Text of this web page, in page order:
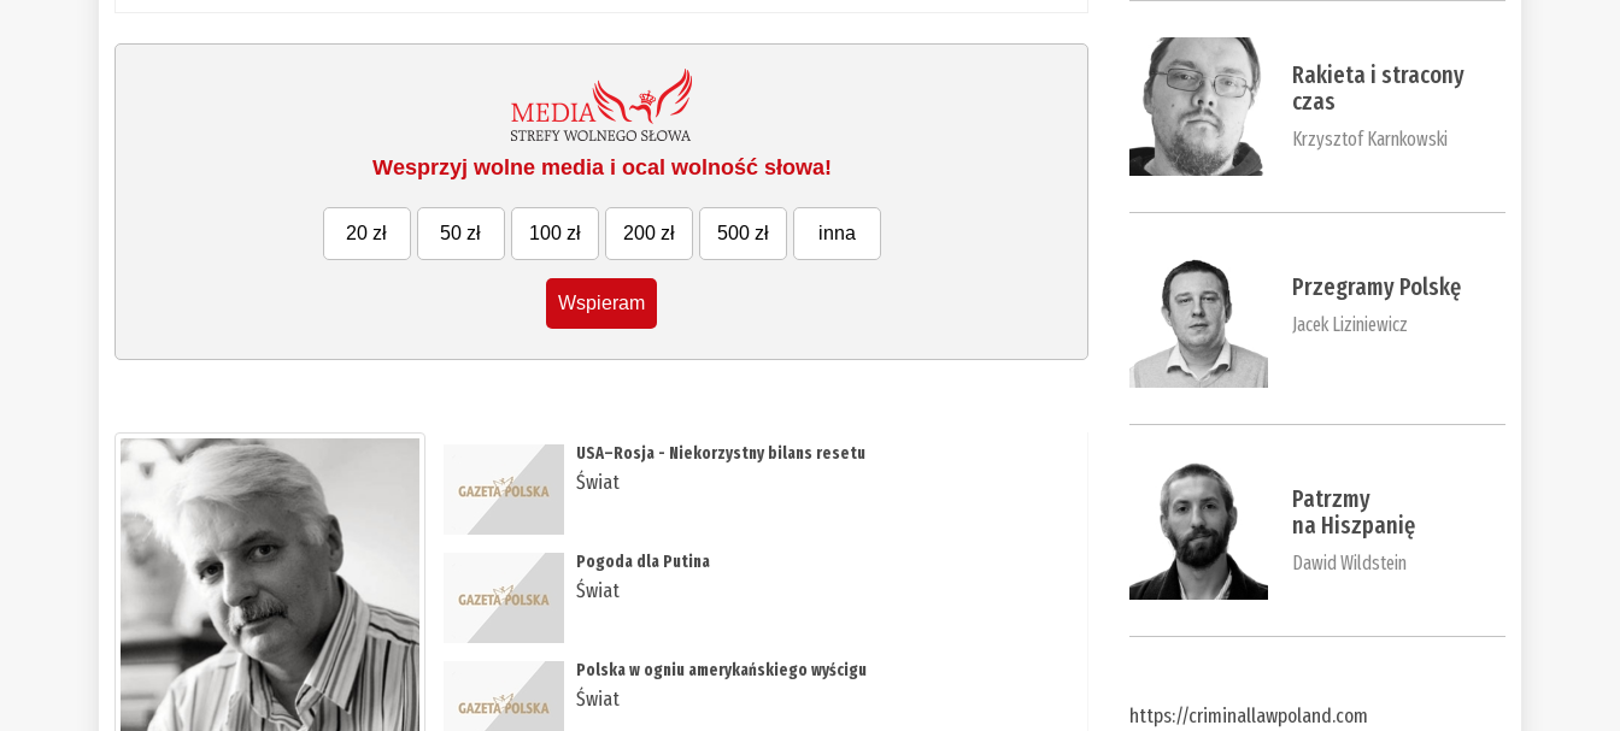
Wesprzyj wolne media i ocal wolność słowa!
20 zł 50 zł 100 zł 200 zł 500 zł inna
Wspieram
USA–Rosja - Niekorzystny bilans resetu
Świat
Pogoda dla Putina
Świat
Polska w ogniu amerykańskiego wyścigu
Świat
Rakieta i stracony
czas
Krzysztof Karnkowski
Przegramy Polskę
Jacek Liziniewicz
Patrzmy
na Hiszpanię
Dawid Wildstein
https://criminallawpoland.com